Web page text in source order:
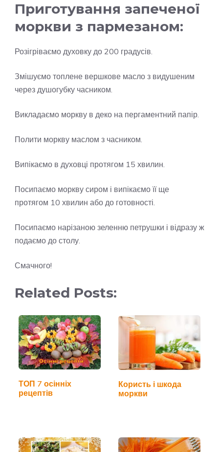
Приготування запеченої
моркви з пармезаном:
Розігріваємо духовку до 200 градусів.
Змішуємо топлене вершкове масло з видушеним
через душогубку часником.
Викладаємо моркву в деко на пергаментний папір.
Полити моркву маслом з часником.
Випікаємо в духовці протягом 15 хвилин.
Посипаємо моркву сиром і випікаємо її ще
протягом 10 хвилин або до готовності.
Посипаємо нарізаною зеленню петрушки і відразу ж
подаємо до столу.
Смачного!
Related Posts:
ТОП 7 осінніх
рецептів
Користь і шкода
моркви